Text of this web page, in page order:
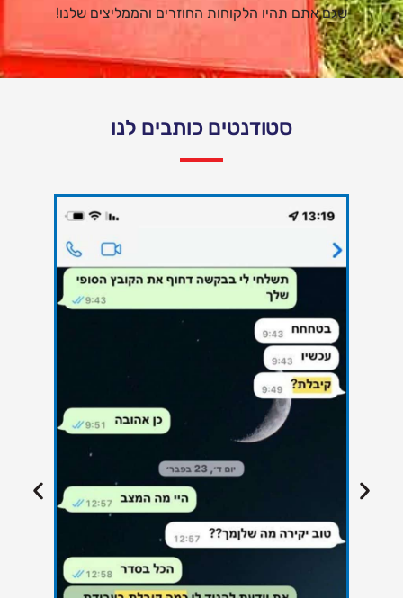
שגם אתם תהיו הלקוחות החוזרים והממליצים שלנו!
סטודנטים כותבים לנו